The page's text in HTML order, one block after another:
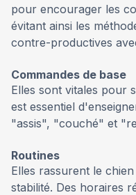
pour encourager les
évitant ainsi les
contre-productives
Commandes de base
Elles sont vitales pour
est essentiel
"assis", "couché" et
Routines
Elles rassurent le
stabilité. Des horaires